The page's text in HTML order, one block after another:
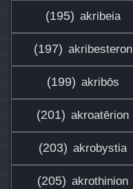
(195) akribeia
(197) akribesteron
(199) akribōs
(201) akroatērion
(203) akrobystia
(205) akrothinion